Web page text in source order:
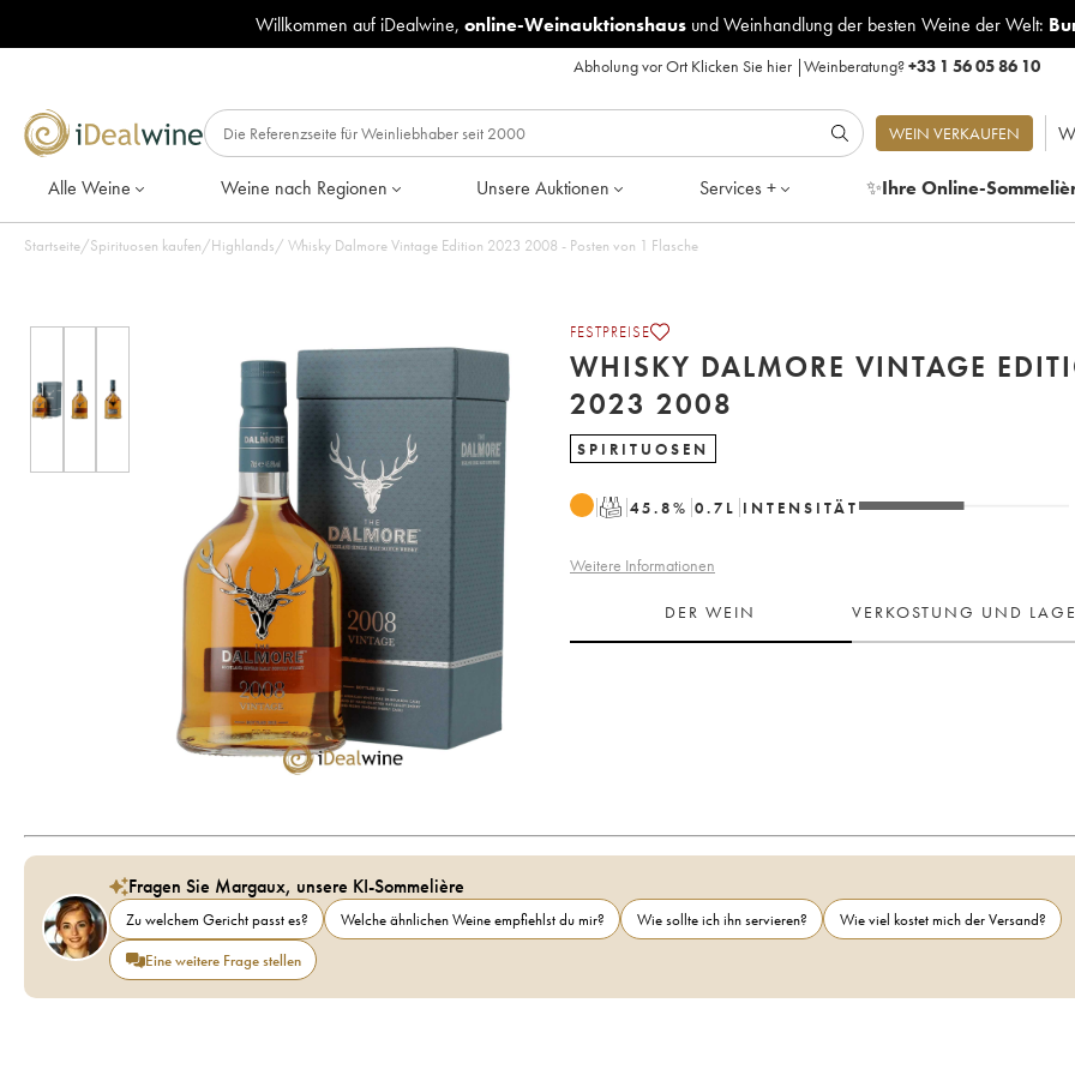
Willkommen auf iDealwine, online-Weinauktionshausund Weinhandlung der besten Weine der Welt:
Abholung vor Ort Klicken Sie hier|Weinberatung?+33 1 56 05 86 10
WEIN VERKAUFEN
Alle Weine Weine nach Regionen Unsere Auktionen Services + ✨Ihre Online-
Startseite/Spirituosen kaufen/Highlands/ Whisky Dalmore Vintage Edition 2023 2008 - Posten von 1 Flasche
FESTPREISE
WHISKY DALMORE VINTAGE
2023 2008
SPIRITUOSEN
T 45.8% 0.7 L INTENSITÄT
Weitere Informationen
DER WEIN VERKOSTUNG UND
Fragen Sie Margaux, unsere KI-Sommelière
Zu welchem Gericht passt es? Welche ähnlichen Weine empfiehlst du mir? Wie sollte ich ihn servieren?
Wie viel kostet mich der Versand?
Eine weitere Frage stellen